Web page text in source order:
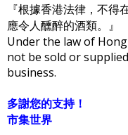
『根據香港法律，不
應令人醺醉的酒類。』
Under the law of
not be sold or
business.
多謝您的支持！
市集世界